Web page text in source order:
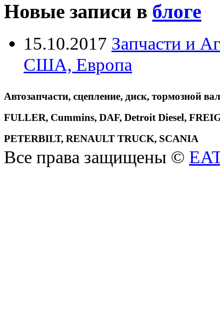
Новые записи в блоге
15.10.2017 Запчасти и
США, Европа
Автозапчасти, сцепление, диск, тормозной
FULLER, Cummins, DAF, Detroit Diesel,
PETERBILT, RENAULT TRUCK, SCANIA
Все права защищены ©